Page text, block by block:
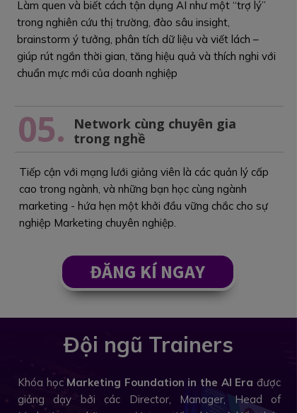
05.
Network cùng chuyên gia
trong nghề
Tiếp cận với mạng lưới giảng viên là các quản lý cấp
cao trong ngành, và những bạn học cùng ngành
marketing - hứa hẹn một khởi đầu vững chắc cho sự
nghiệp Marketing chuyên nghiệp.
ĐĂNG KÍ NGAY
Làm quen và biết cách tận dụng AI như một “trợ lý”
trong nghiên cứu thị trường, đào sâu insight,
brainstorm ý tưởng, phân tích dữ liệu và viết lách –
giúp rút ngắn thời gian, tăng hiệu quả và thích nghi với
chuẩn mực mới của doanh nghiệp
Đội ngũ Trainers
Khóa học Marketing Foundation in the AI Era được
giảng dạy bởi các Director, Manager, Head of